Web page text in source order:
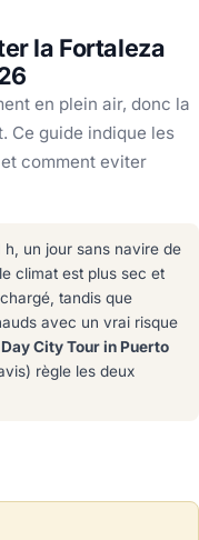
la Fortaleza
en plein air, donc la
Ce guide indique les
comment eviter
h, un jour sans navire de
climat est plus sec et
tandis que
avec un vrai risque
City Tour in Puerto
règle les deux